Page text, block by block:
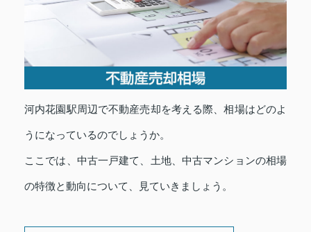
河内花園駅周辺で不動産売却を考える際、相場はどのよ
うになっているのでしょうか。
ここでは、中古一戸建て、土地、中古マンションの相場
の特徴と動向について、見ていきましょう。